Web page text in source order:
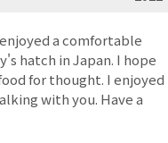
a comfortable
hatch in Japan. I hope
for thought. I enjoyed
with you. Have a